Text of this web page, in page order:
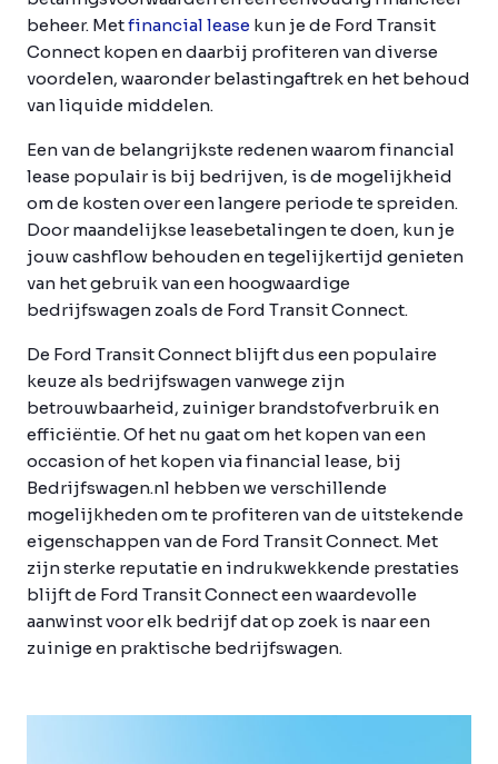
beheer. Metfinancial lease kun je de Ford Transit
Connect kopen en daarbij profiteren van diverse
voordelen, waaronder belastingaftrek en het behoud
van liquide middelen.
Een van de belangrijkste redenen waarom financial
lease populair is bij bedrijven, is de mogelijkheid
om de kosten over een langere periode te spreiden.
Door maandelijkse leasebetalingen te doen, kun je
jouw cashflow behouden en tegelijkertijd genieten
van het gebruik van een hoogwaardige
bedrijfswagen zoals de Ford Transit Connect.
De Ford Transit Connect blijft dus een populaire
keuze als bedrijfswagen vanwege zijn
betrouwbaarheid, zuiniger brandstofverbruik en
efficiëntie. Of het nu gaat om het kopen van een
occasion of het kopen via financial lease, bij
Bedrijfswagen.nl hebben we verschillende
mogelijkheden om te profiteren van de uitstekende
eigenschappen van de Ford Transit Connect. Met
zijn sterke reputatie en indrukwekkende prestaties
blijft de Ford Transit Connect een waardevolle
aanwinst voor elk bedrijf dat op zoek is naar een
zuinige en praktische bedrijfswagen.